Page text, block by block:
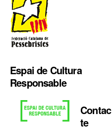
Espai de Cultura
Responsable
Contac
te